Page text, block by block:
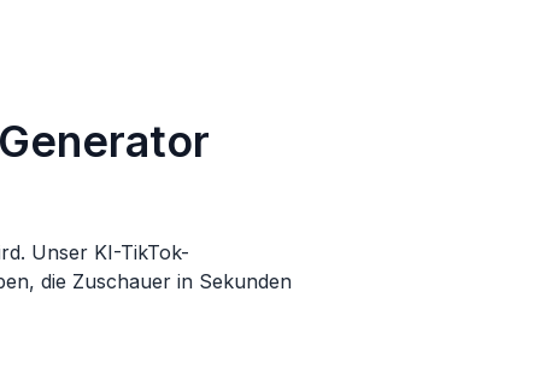
Unser KI-TikTok-
die Zuschauer in Sekunden